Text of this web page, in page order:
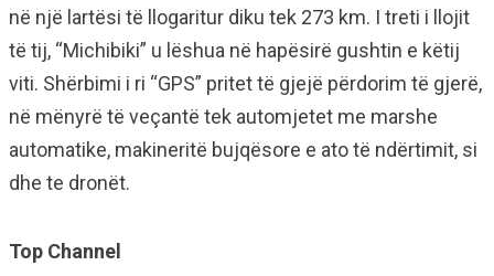
në një lartësi të llogaritur diku tek 273 km. I treti i llojit
të tij, “Michibiki” u lëshua në hapësirë gushtin e këtij
viti. Shërbimi i ri “GPS” pritet të gjejë përdorim të gjerë,
në mënyrë të veçantë tek automjetet me marshe
automatike, makineritë bujqësore e ato të ndërtimit, si
dhe te dronët.
Top Channel